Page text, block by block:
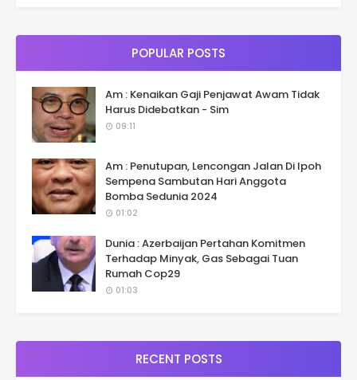
POPULAR POSTS
Am : Kenaikan Gaji Penjawat Awam Tidak
Harus Didebatkan - Sim
09:11
Am : Penutupan, Lencongan Jalan Di Ipoh
Sempena Sambutan Hari Anggota
Bomba Sedunia 2024
01:02
Dunia : Azerbaijan Pertahan Komitmen
Terhadap Minyak, Gas Sebagai Tuan
Rumah Cop29
01:03
RECENT POSTS